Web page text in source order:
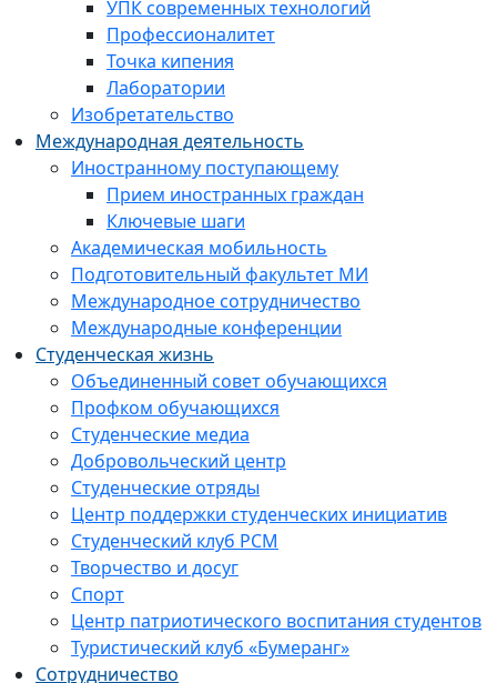
УПК современных технологий
Профессионалитет
Точка кипения
Лаборатории
Изобретательство
Международная деятельность
Иностранному поступающему
Прием иностранных граждан
Ключевые шаги
Академическая мобильность
Подготовительный факультет МИ
Международное сотрудничество
Международные конференции
Студенческая жизнь
Объединенный совет обучающихся
Профком обучающихся
Студенческие медиа
Добровольческий центр
Студенческие отряды
Центр поддержки студенческих инициатив
Студенческий клуб РСМ
Творчество и досуг
Спорт
Центр патриотического воспитания студентов
Туристический клуб «Бумеранг»
Сотрудничество